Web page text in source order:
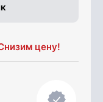
цену!